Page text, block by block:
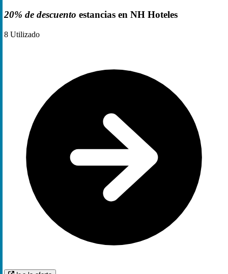
20% de descuento estancias en NH Hoteles
8 Utilizado